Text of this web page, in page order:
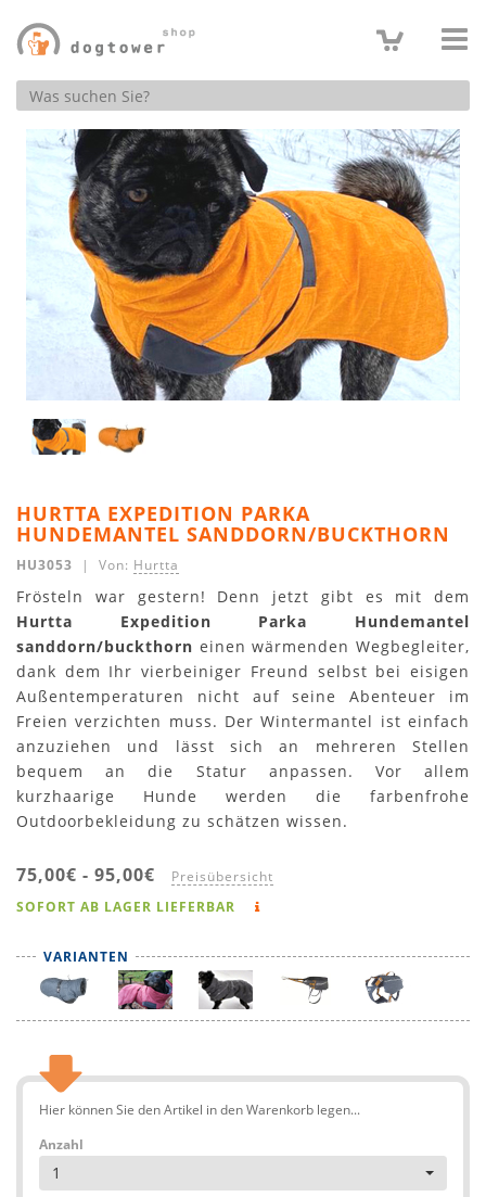
Produktsuche
HURTTA EXPEDITION PARKA
HUNDEMANTEL SANDDORN/BUCKTHORN
HU3053 | Von: Hurtta
Frösteln war gestern! Denn jetzt gibt es mit dem
Hurtta Expedition Parka Hundemantel
sanddorn/buckthorn einen wärmenden Wegbegleiter,
dank dem Ihr vierbeiniger Freund selbst bei eisigen
Außentemperaturen nicht auf seine Abenteuer im
Freien verzichten muss. Der Wintermantel ist einfach
anzuziehen und lässt sich an mehreren Stellen
bequem an die Statur anpassen. Vor allem
kurzhaarige Hunde werden die farbenfrohe
Outdoorbekleidung zu schätzen wissen.
75,00€ - 95,00€ Preisübersicht
SOFORT AB LAGER LIEFERBAR
VARIANTEN
Hier können Sie den Artikel in den Warenkorb legen...
Anzahl
1